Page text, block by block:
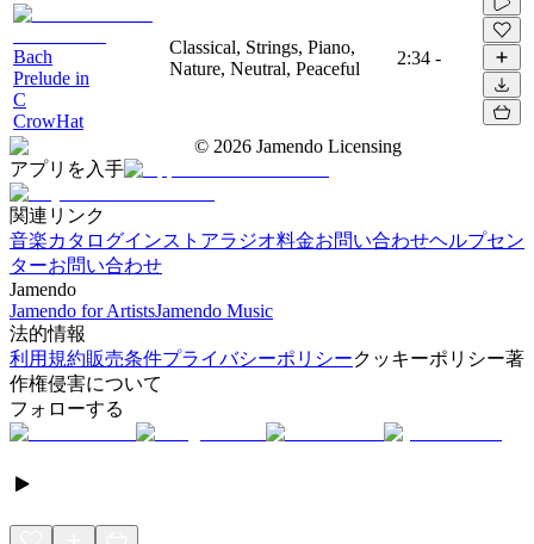
Bach
Prelude in
C
CrowHat
Classical, Strings, Piano,
Nature, Neutral, Peaceful
2:34 -
© 2026 Jamendo Licensing
アプリを入手
関連リンク
音楽カタログインストアラジオ料金お問い合わせヘルプセン
ターお問い合わせ
Jamendo
Jamendo for ArtistsJamendo Music
法的情報
利用規約販売条件プライバシーポリシークッキーポリシー著
作権侵害について
フォローする